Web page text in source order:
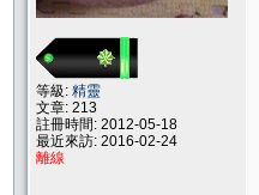
等級: 精靈
文章: 213
註冊時間: 2012-05-18
最近來訪: 2016-02-24
離線